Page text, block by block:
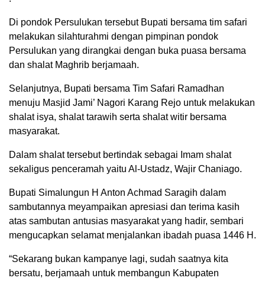
Di pondok Persulukan tersebut Bupati bersama tim safari
melakukan silahturahmi dengan pimpinan pondok
Persulukan yang dirangkai dengan buka puasa bersama
dan shalat Maghrib berjamaah.
Selanjutnya, Bupati bersama Tim Safari Ramadhan
menuju Masjid Jami’ Nagori Karang Rejo untuk melakukan
shalat isya, shalat tarawih serta shalat witir bersama
masyarakat.
Dalam shalat tersebut bertindak sebagai Imam shalat
sekaligus penceramah yaitu Al-Ustadz, Wajir Chaniago.
Bupati Simalungun H Anton Achmad Saragih dalam
sambutannya meyampaikan apresiasi dan terima kasih
atas sambutan antusias masyarakat yang hadir, sembari
mengucapkan selamat menjalankan ibadah puasa 1446 H.
“Sekarang bukan kampanye lagi, sudah saatnya kita
bersatu, berjamaah untuk membangun Kabupaten